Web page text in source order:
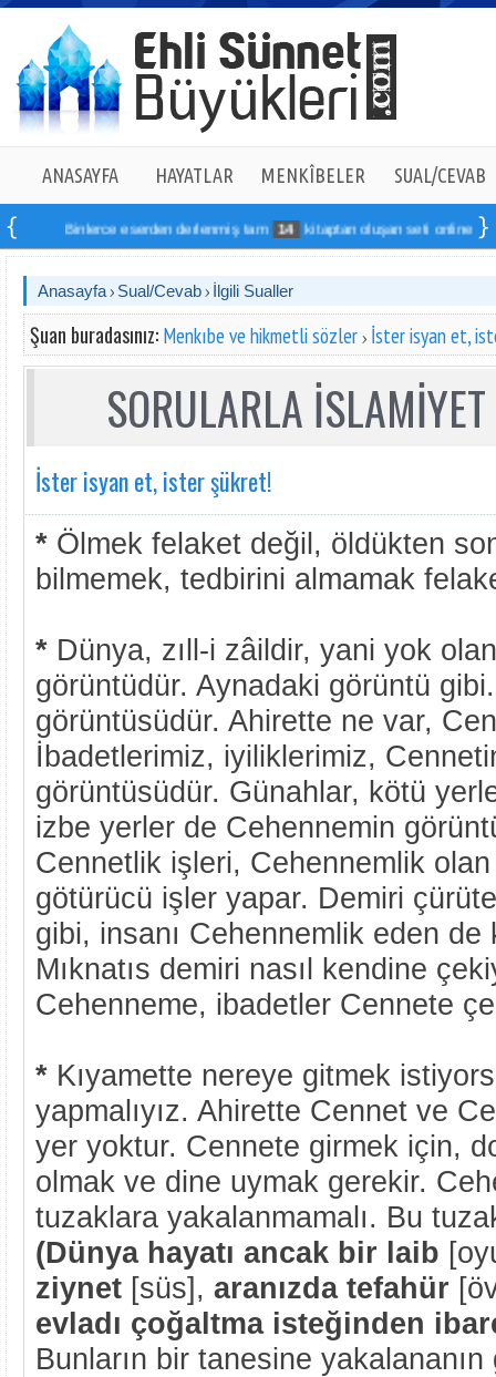
ANASAYFA HAYATLAR MENKÎBELER SUAL/CEVAB
Binlerce eserden derlenmiş tam 14 kitaptan oluşan seti online sipariş
Anasayfa Sual/Cevab İlgili Sualler
Şuan buradasınız: Menkıbe ve hikmetli sözler İster isyan et,
SORULARLA
İster isyan et, ister şükret!
* Ölmek felaket değil, öldükten
bilmemek, tedbirini almamak
* Dünya, zıll-i zâildir, yani yok
görüntüdür. Aynadaki görüntü
görüntüsüdür. Ahirette ne var,
İbadetlerimiz, iyiliklerimiz,
görüntüsüdür. Günahlar, kötü
izbe yerler de Cehennemin
Cennetlik işleri, Cehennemlik
götürücü işler yapar. Demiri
gibi, insanı Cehennemlik eden de
Mıknatıs demiri nasıl kendine
Cehenneme, ibadetler Cennete
* Kıyamette nereye gitmek
yapmalıyız. Ahirette Cennet ve
yer yoktur. Cennete girmek için,
olmak ve dine uymak gerekir.
tuzaklara yakalanmamalı. Bu
(Dünya hayatı ancak bir laib
ziynet [süs], aranızda tefahür
evladı çoğaltma isteğinden
Bunların bir tanesine